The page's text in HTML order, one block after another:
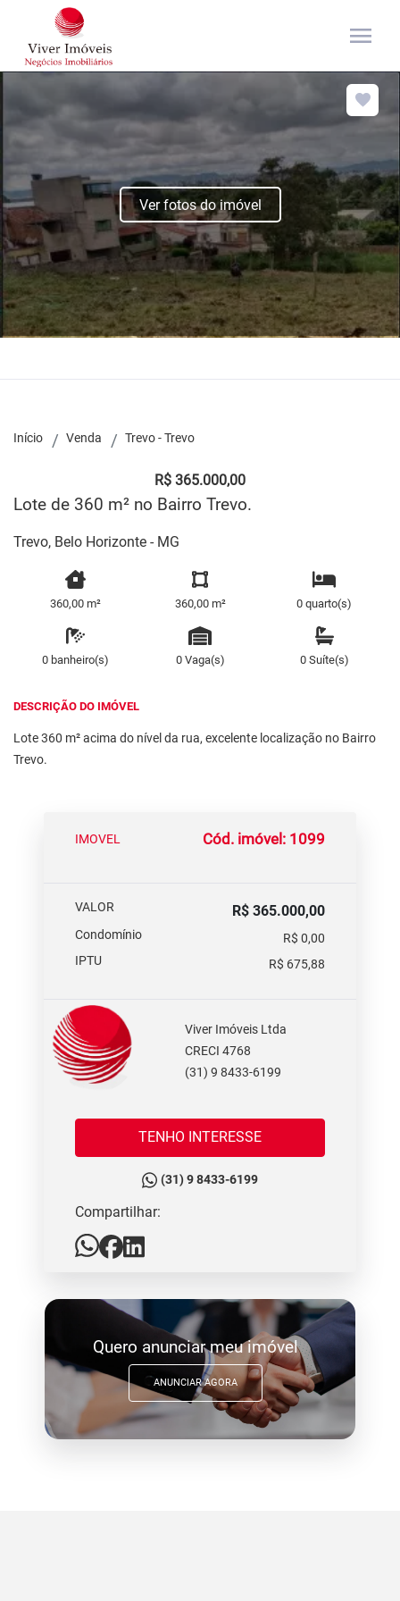
menu
Ver fotos do imóvel
Início Venda Trevo - Trevo
R$ 365.000,00
Lote de 360 m² no Bairro Trevo.
Trevo, Belo Horizonte - MG
360,00 m² 360,00 m² 0 quarto(s)
0 banheiro(s) 0 Vaga(s) 0 Suíte(s)
DESCRIÇÃO DO IMÓVEL
Lote 360 m² acima do nível da rua, excelente localização no Bairro
Trevo.
IMOVEL Cód. imóvel: 1099
VALOR R$ 365.000,00
Condomínio
R$ 0,00
IPTU
R$ 675,88
Viver Imóveis Ltda
CRECI 4768
(31) 9 8433-6199
TENHO INTERESSE
(31) 9 8433-6199
Compartilhar:
Quero anunciar meu imóvel
ANUNCIAR AGORA